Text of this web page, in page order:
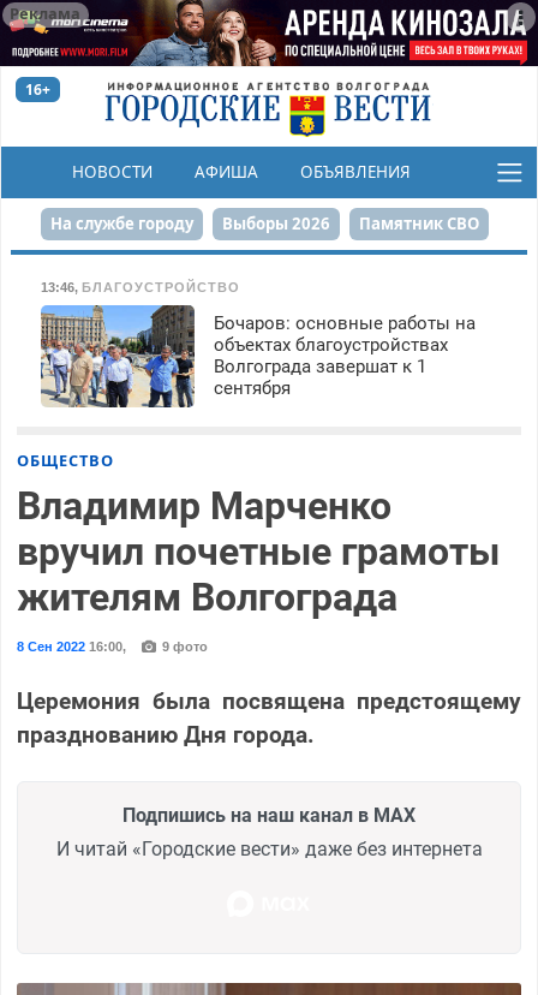
Реклама
16+
НОВОСТИ АФИША ОБЪЯВЛЕНИЯ
КОНКУРСЫ
На службе городу Выборы 2026 Памятник СВО
Сталинград в сердце
Набережная День Победы Реконструкция ЦПКиО
80-летие Победы Парк Героев-летчиков
13:46, БЛАГОУСТРОЙСТВО
Бочаров: основные работы на
объектах благоустройствах
Волгограда завершат к 1
сентября
ОБЩЕСТВО
Владимир Марченко
вручил почетные грамоты
жителям Волгограда
8 Сен 202216:00, 9 фото
Церемония была посвящена предстоящему
празднованию Дня города.
Подпишись на наш канал в MAX
И читай «Городские вести» даже без интернета